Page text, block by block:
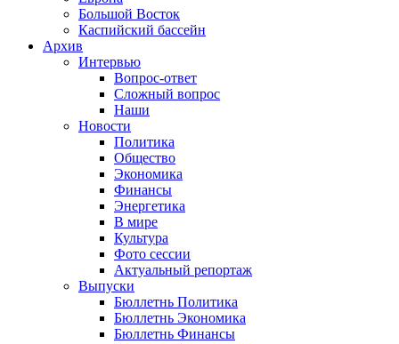
Большой Восток
Каспийский бассейн
Архив
Интервью
Вопрос-ответ
Сложный вопрос
Наши
Новости
Политика
Общество
Экономика
Финансы
Энергетика
В мире
Культура
Фото сессии
Актуальный репортаж
Выпуски
Бюллетнь Политика
Бюллетнь Экономика
Бюллетнь Финансы